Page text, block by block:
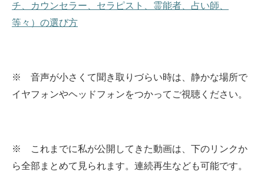
チ、カウンセラー、セラピスト、霊能者、占い師、
等々）の選び方
※ 音声が小さくて聞き取りづらい時は、静かな場所で
イヤフォンやヘッドフォンをつかってご視聴ください。
※ これまでに私が公開してきた動画は、下のリンクか
ら全部まとめて見られます。 連続再生なども可能です。